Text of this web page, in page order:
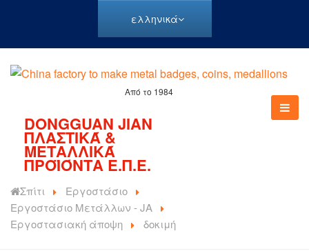
ελληνικά
Από το 1984
DONGGUAN JIAN
ΠΛΑΣΤΙΚΆ &
ΜΕΤΑΛΛΙΚΆ
ΠΡΟΪΌΝΤΑ Ε.Π.Ε.
Σπίτι
Εργοστάσιο
Εργοστάσιο Μετάλλων - JA
Εργοστασιακή άποψη
δοκιμή